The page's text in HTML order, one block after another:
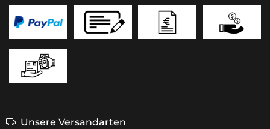
Unsere Versandarten